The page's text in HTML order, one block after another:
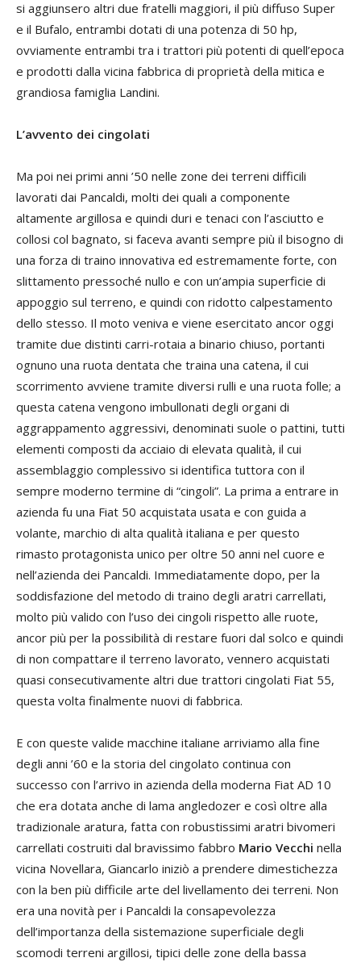
si aggiunsero altri due fratelli maggiori, il più diffuso Super
e il Bufalo, entrambi dotati di una potenza di 50 hp,
ovviamente entrambi tra i trattori più potenti di quell’epoca
e prodotti dalla vicina fabbrica di proprietà della mitica e
grandiosa famiglia Landini.
L’avvento dei cingolati
Ma poi nei primi anni ’50 nelle zone dei terreni difficili
lavorati dai Pancaldi, molti dei quali a componente
altamente argillosa e quindi duri e tenaci con l’asciutto e
collosi col bagnato, si faceva avanti sempre più il bisogno di
una forza di traino innovativa ed estremamente forte, con
slittamento pressoché nullo e con un’ampia superficie di
appoggio sul terreno, e quindi con ridotto calpestamento
dello stesso. Il moto veniva e viene esercitato ancor oggi
tramite due distinti carri-rotaia a binario chiuso, portanti
ognuno una ruota dentata che traina una catena, il cui
scorrimento avviene tramite diversi rulli e una ruota folle; a
questa catena vengono imbullonati degli organi di
aggrappamento aggressivi, denominati suole o pattini, tutti
elementi composti da acciaio di elevata qualità, il cui
assemblaggio complessivo si identifica tuttora con il
sempre moderno termine di “cingoli”. La prima a entrare in
azienda fu una Fiat 50 acquistata usata e con guida a
volante, marchio di alta qualità italiana e per questo
rimasto protagonista unico per oltre 50 anni nel cuore e
nell’azienda dei Pancaldi. Immediatamente dopo, per la
soddisfazione del metodo di traino degli aratri carrellati,
molto più valido con l’uso dei cingoli rispetto alle ruote,
ancor più per la possibilità di restare fuori dal solco e quindi
di non compattare il terreno lavorato, vennero acquistati
quasi consecutivamente altri due trattori cingolati Fiat 55,
questa volta finalmente nuovi di fabbrica.
E con queste valide macchine italiane arriviamo alla fine
degli anni ’60 e la storia del cingolato continua con
successo con l’arrivo in azienda della moderna Fiat AD 10
che era dotata anche di lama angledozer e così oltre alla
tradizionale aratura, fatta con robustissimi aratri bivomeri
carrellati costruiti dal bravissimo fabbro Mario Vecchi nella
vicina Novellara, Giancarlo iniziò a prendere dimestichezza
con la ben più difficile arte del livellamento dei terreni. Non
era una novità per i Pancaldi la consapevolezza
dell’importanza della sistemazione superficiale degli
scomodi terreni argillosi, tipici delle zone della bassa